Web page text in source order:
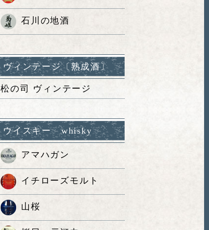
石川の地酒
ヴィンテージ〔熟成酒〕
松の司 ヴィンテージ
ウイスキー whisky
アマハガン
イチローズモルト
山桜